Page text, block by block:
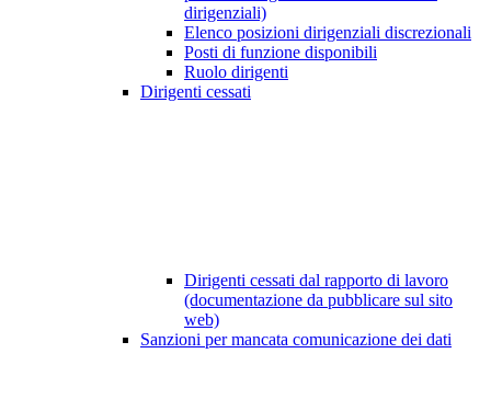
dirigenziali)
Elenco posizioni dirigenziali discrezionali
Posti di funzione disponibili
Ruolo dirigenti
Dirigenti cessati
Dirigenti cessati dal rapporto di lavoro
(documentazione da pubblicare sul sito
web)
Sanzioni per mancata comunicazione dei dati